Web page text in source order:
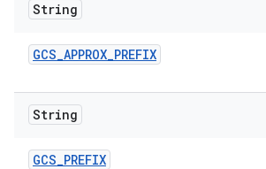
String
GCS_APPROX_PREFIX
String
GCS_PREFIX